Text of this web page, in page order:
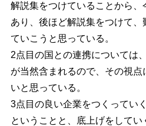
解説集をつけていることから
あり、後ほど解説集をつけて
ていこうと思っている。
2点目の国との連携については
が当然含まれるので、その視
いと思っている。
3点目の良い企業をつくってい
ということと、底上げをして